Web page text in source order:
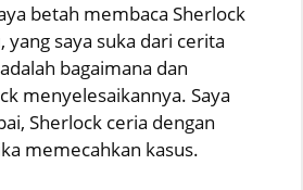
betah membaca Sherlock
yang saya suka dari cerita
bagaimana dan
menyelesaikannya. Saya
Sherlock ceria dengan
memecahkan kasus.